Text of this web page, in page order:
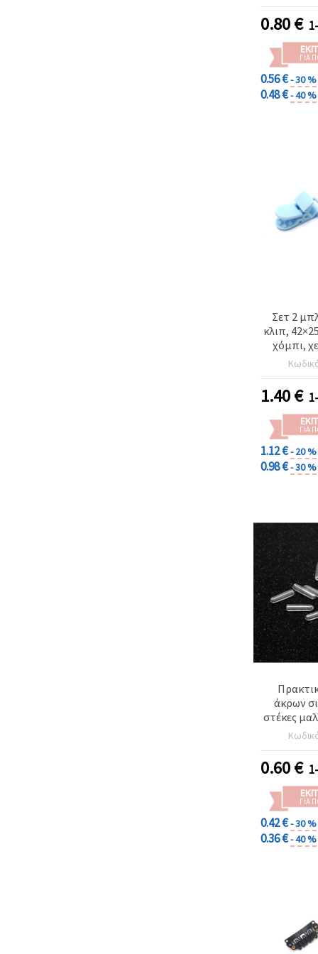
Σετ 5
0.80€
ΓΙΑ
0.56 €- 30 %
0.48 €- 40 %
Σετ 2
κλιπ,
χόμπι,
και
1.40€
ΓΙΑ
1.12 €- 20 %
0.98 €- 30 %
άκρων
στέκες
mm,
0.60€
ΓΙΑ
0.42 €- 30 %
0.36 €- 40 %